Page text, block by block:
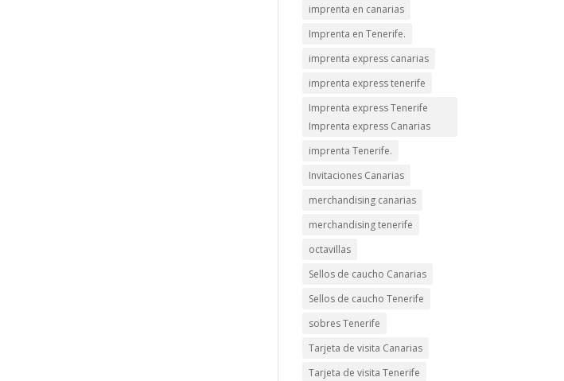
imprenta en canarias
Imprenta en Tenerife.
imprenta express canarias
imprenta express tenerife
Imprenta express Tenerife
Imprenta express Canarias
imprenta Tenerife.
Invitaciones Canarias
merchandising canarias
merchandising tenerife
octavillas
Sellos de caucho Canarias
Sellos de caucho Tenerife
sobres Tenerife
Tarjeta de visita Canarias
Tarjeta de visita Tenerife